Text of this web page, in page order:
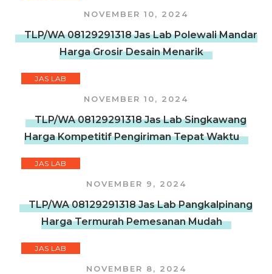
NOVEMBER 10, 2024
TLP/WA 08129291318 Jas Lab Polewali Mandar
Harga Grosir Desain Menarik
JAS LAB
NOVEMBER 10, 2024
TLP/WA 08129291318 Jas Lab Singkawang
Harga Kompetitif Pengiriman Tepat Waktu
JAS LAB
NOVEMBER 9, 2024
TLP/WA 08129291318 Jas Lab Pangkalpinang
Harga Termurah Pemesanan Mudah
JAS LAB
NOVEMBER 8, 2024